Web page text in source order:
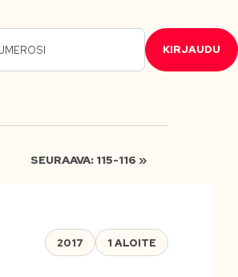
KIRJAUDU
SEURAAVA: 115-116 »
2017 1 ALOITE